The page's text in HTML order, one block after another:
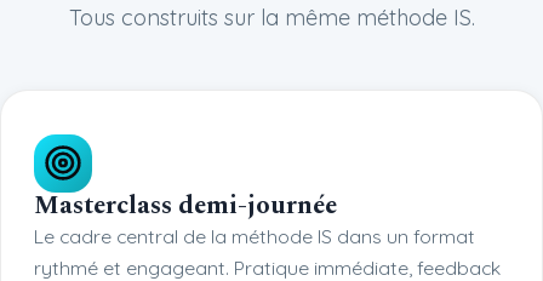
Tous construits sur la même méthode IS.
Masterclass demi-journée
Le cadre central de la méthode IS dans un format
rythmé et engageant. Pratique immédiate, feedback